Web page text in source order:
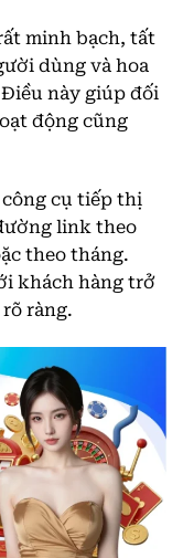
minh bạch, tất
dùng và hoa
này giúp đối
động cũng
cụ tiếp thị
link theo
theo tháng.
khách hàng trở
ràng.